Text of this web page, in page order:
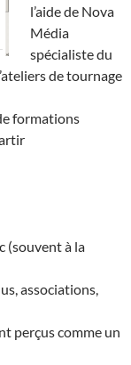
l’aide de Nova
Média
spécialiste du
de tournage
formations
(souvent à la
associations,
perçus comme un